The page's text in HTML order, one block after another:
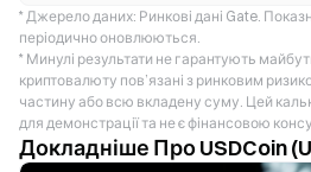
* Джерело даних: Ринкові дані Gate.
періодично оновлюються.
* Минулі результати не гарантують
криптовалюту пов’язані з ринковим
частину або всю вкладену суму. Цей
для демонстрації та не є фінансовою
Докладніше Про USDCoin